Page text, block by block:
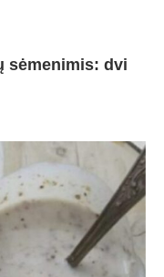
sėmenimis: dvi